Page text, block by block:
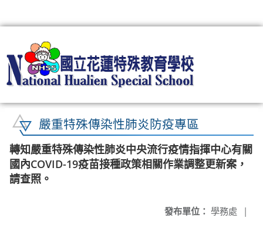
嚴重特殊傳染性肺炎防疫專區
轉知嚴重特殊傳染性肺炎中央流行疫情指揮中心有關
國內COVID-19疫苗接種政策相關作業調整更新案，
請查照。
發布單位： 學務處 |